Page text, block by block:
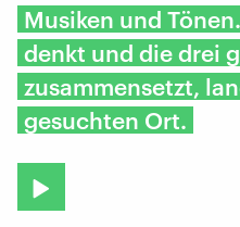
Musiken und
denkt und die drei
zusammensetzt,
gesuchten Ort.